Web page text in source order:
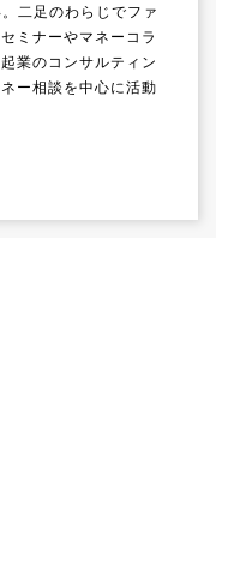
二足のわらじでファ
ミナーやマネーコラ
業のコンサルティン
ー相談を中心に活動